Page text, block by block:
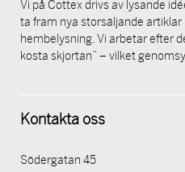
Vi på Cottex drivs av lysande
ta fram nya storsäljande artiklar
hembelysning. Vi arbetar efter
kosta skjortan” – vilket
Kontakta oss
Södergatan 45